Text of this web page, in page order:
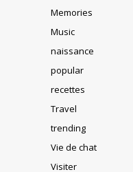
Memories
Music
naissance
popular
recettes
Travel
trending
Vie de chat
Visiter